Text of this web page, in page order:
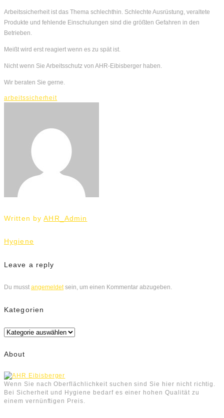
Arbeitssicherheit ist das Thema schlechthin. Schlechte Ausrüstung, veraltete
Produkte und fehlende Einschulungen sind die größten Gefahren in den
Betrieben.
Meißt wird erst reagiert wenn es zu spät ist.
Nicht wenn Sie Arbeitsschutz von AHR-Eibisberger haben.
Wir beraten Sie gerne.
arbeitssicherheit
Written byAHR_Admin
Beitrags-
Navigation
Hygiene
Leave a reply
Du musst angemeldetsein, um einen Kommentar abzugeben.
Kategorien
Kategorien
About
Wenn Sie nach Oberflächlichkeit suchen sind Sie hier nicht richtig.
Bei Sicherheit und Hygiene bedarf es einer hohen Qualität zu
einem vernünftigen Preis.